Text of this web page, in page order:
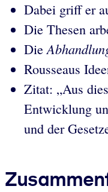
Dabei griff er
Die Thesen
Die
Rousseaus
Zitat: „Aus
Entwicklung
und der